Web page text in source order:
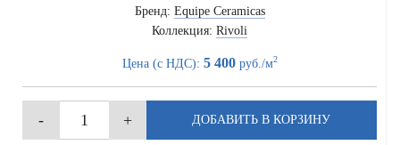
Бренд: Equipe Ceramicas
Коллекция: Rivoli
Цена (с НДС): 5 400руб./м2